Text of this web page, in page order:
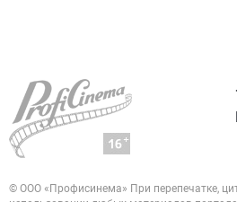
© ООО «Профисинема» При перепечатке,